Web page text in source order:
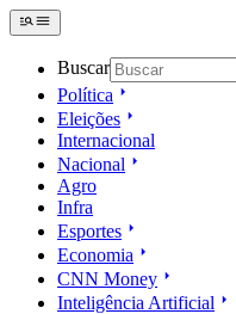
Buscar
Política
Eleições
Internacional
Nacional
Agro
Infra
Esportes
Economia
CNN Money
Inteligência Artificial